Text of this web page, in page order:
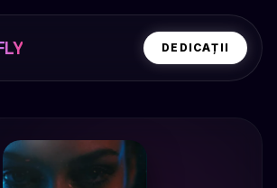
DEDICAȚII